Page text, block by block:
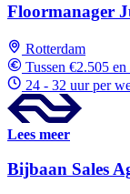
Floormanager
Rotterdam
Tussen €2.505
24 - 32 uur per
Lees meer
Bijbaan Sales